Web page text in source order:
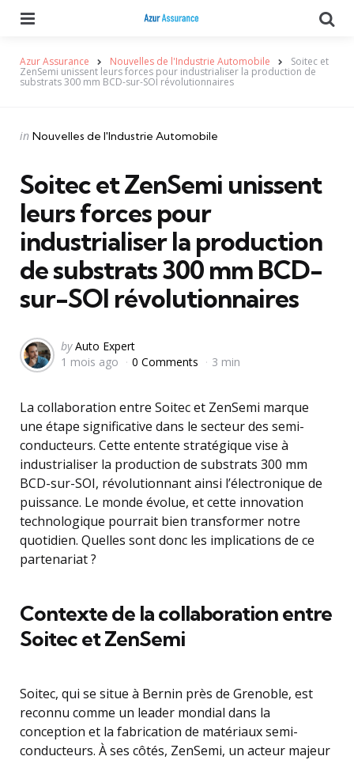
Azur Assurance Nouvelles de l'Industrie Automobile Soitec et
ZenSemi unissent leurs forces pour industrialiser la production de
substrats 300 mm BCD-sur-SOI révolutionnaires
Categories
Posted
in Nouvelles de l'Industrie Automobile
Soitec et ZenSemi unissent
leurs forces pour
industrialiser la production
de substrats 300 mm BCD-
sur-SOI révolutionnaires
Posted
by
by Auto Expert
1 mois ago
0 Comments 3 min
La collaboration entre Soitec et ZenSemi marque
une étape significative dans le secteur des semi-
conducteurs. Cette entente stratégique vise à
industrialiser la production de substrats 300 mm
BCD-sur-SOI, révolutionnant ainsi l’électronique de
puissance. Le monde évolue, et cette innovation
technologique pourrait bien transformer notre
quotidien. Quelles sont donc les implications de ce
partenariat ?
Contexte de la collaboration entre
Soitec et ZenSemi
Soitec, qui se situe à Bernin près de Grenoble, est
reconnu comme un leader mondial dans la
conception et la fabrication de matériaux semi-
conducteurs. À ses côtés, ZenSemi, un acteur majeur